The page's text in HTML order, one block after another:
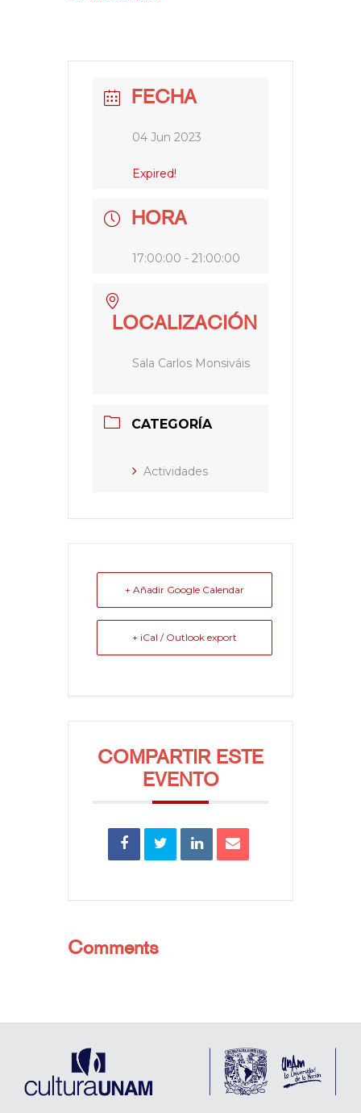
FECHA
04 Jun 2023
Expired!
HORA
17:00:00 - 21:00:00
LOCALIZACIÓN
Sala Carlos Monsiváis
CATEGORÍA
Actividades
+ Añadir Google Calendar
+ iCal / Outlook export
COMPARTIR ESTE
EVENTO
Comments